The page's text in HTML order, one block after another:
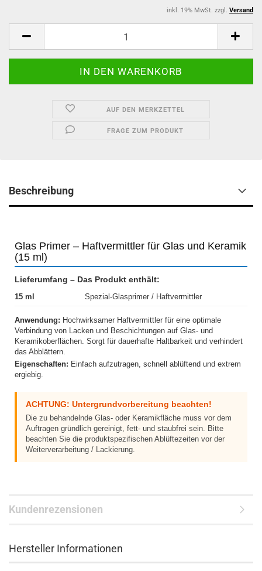
inkl. 19% MwSt. zzgl. Versand
AUF DEN MERKZETTEL
FRAGE ZUM PRODUKT
Beschreibung
Glas Primer – Haftvermittler für Glas und Keramik
(15 ml)
Lieferumfang – Das Produkt enthält:
15 ml Spezial-Glasprimer / Haftvermittler
Anwendung: Hochwirksamer Haftvermittler für eine optimale
Verbindung von Lacken und Beschichtungen auf Glas- und
Keramikoberflächen. Sorgt für dauerhafte Haltbarkeit und verhindert
das Abblättern.
Eigenschaften: Einfach aufzutragen, schnell ablüftend und extrem
ergiebig.
ACHTUNG: Untergrundvorbereitung beachten!
Die zu behandelnde Glas- oder Keramikfläche muss vor dem
Auftragen gründlich gereinigt, fett- und staubfrei sein. Bitte
beachten Sie die produktspezifischen Ablüftezeiten vor der
Weiterverarbeitung / Lackierung.
Kundenrezensionen
Hersteller Informationen